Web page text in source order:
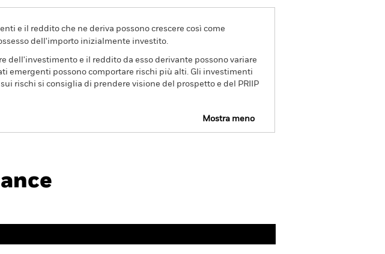
e il reddito che ne deriva possono crescere così come
dell'importo inizialmente investito.
dell'investimento e il reddito da esso derivante possono variare
emergenti possono comportare rischi più alti. Gli investimenti
rischi si consiglia di prendere visione del prospetto e del PRIIP
Mostra meno